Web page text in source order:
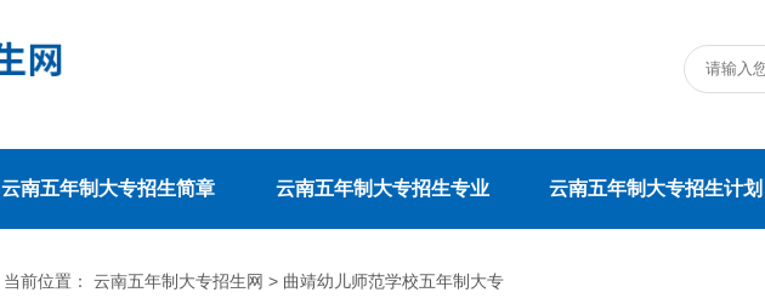
云南五年制大专招生简章 云南五年制大专招生专业 云南五年制大专招生计划
当前位置： 云南五年制大专招生网 > 曲靖幼儿师范学校五年制大专